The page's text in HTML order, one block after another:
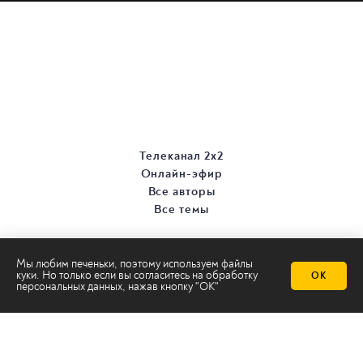
Мы любим печеньки, поэтому используем файлы
куки. Но только если вы согласитесь на обработку
персональных данных, нажав кнопку "ОК"
ОК
Телеканал 2х2
Онлайн-эфир
Все авторы
Все темы